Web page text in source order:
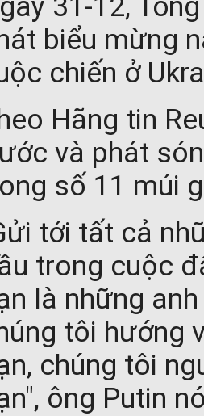
biểu mừng
chiến ở
Hãng tin
và phát
số 11 múi
tới tất cả
trong cuộc
là những
tôi hướng
chúng tôi
ông Putin